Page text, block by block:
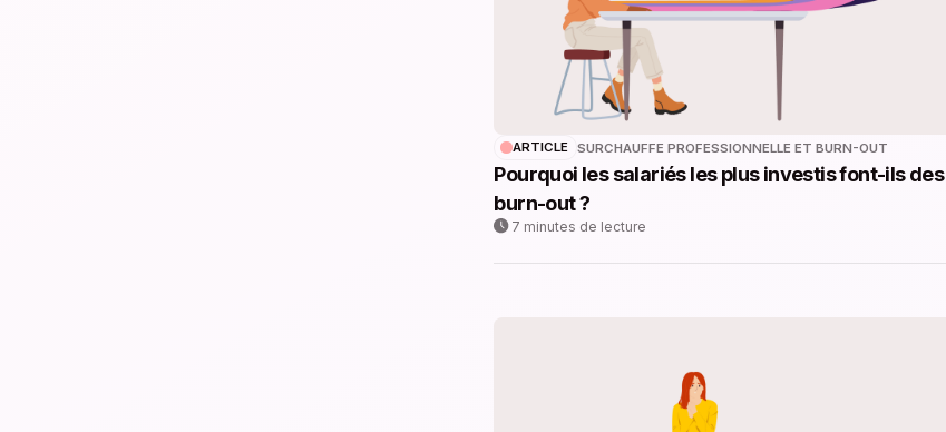
ARTICLE SURCHAUFFE PROFESSIONNELLE ET BURN-OUT
Pourquoi les salariés les plus investis font-ils des
burn-out ?
7 minutes de lecture